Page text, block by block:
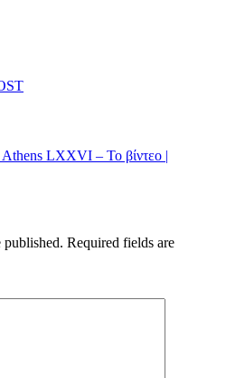
LXXVI – Το βίντεο |
published. Required fields are